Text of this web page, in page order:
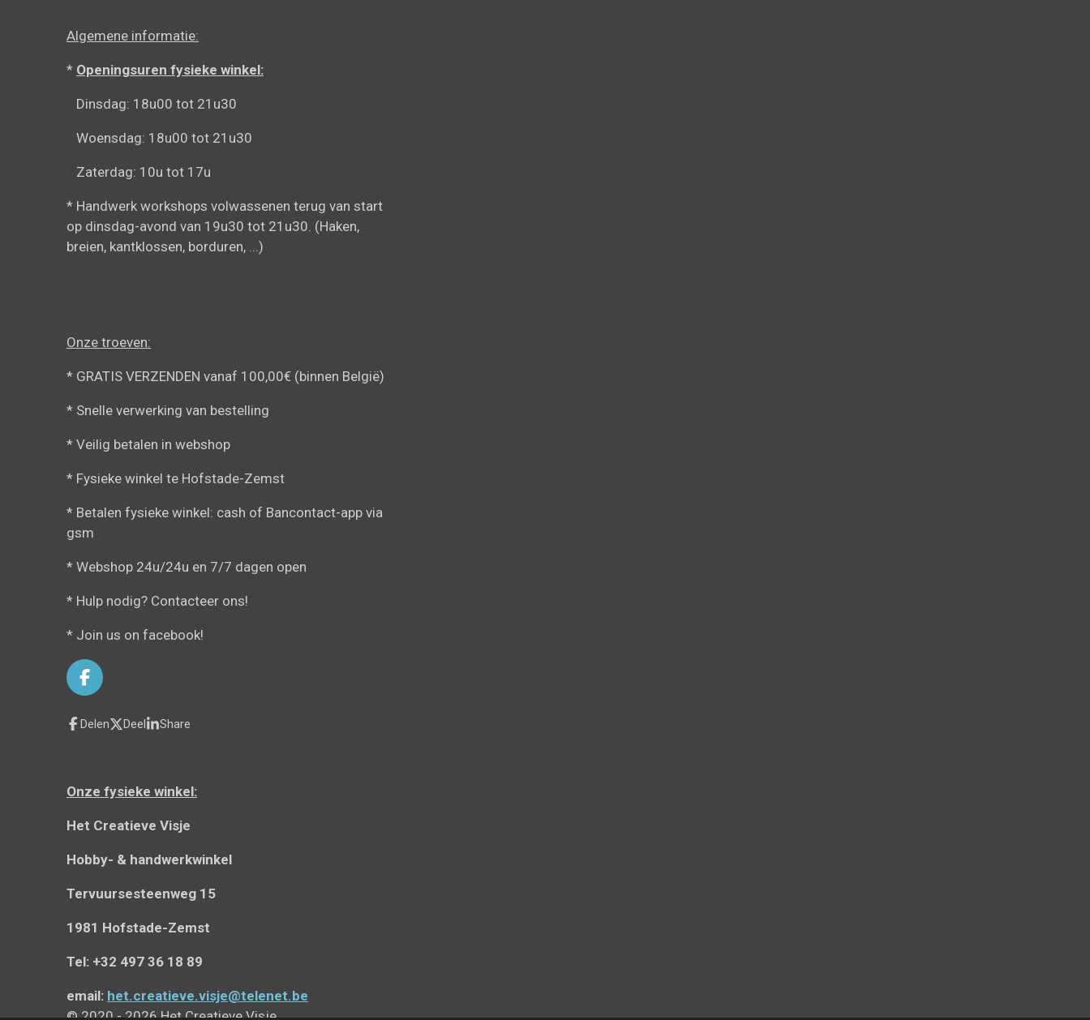
Algemene informatie:
* Openingsuren fysieke winkel:
Dinsdag: 18u00 tot 21u30
Woensdag: 18u00 tot 21u30
Zaterdag: 10u tot 17u
* Handwerk workshops volwassenen terug van start
op dinsdag-avond van 19u30 tot 21u30. (Haken,
breien, kantklossen, borduren, ...)
Onze troeven:
* GRATIS VERZENDEN vanaf 100,00€ (binnen België)
* Snelle verwerking van bestelling
* Veilig betalen in webshop
* Fysieke winkel te Hofstade-Zemst
* Betalen fysieke winkel: cash of Bancontact-app via
gsm
* Webshop 24u/24u en 7/7 dagen open
* Hulp nodig? Contacteer ons!
* Join us on facebook!
F
a
c
e
k
Delen Deel Share
Onze fysieke winkel:
Het Creatieve Visje
Hobby- & handwerkwinkel
Tervuursesteenweg 15
1981 Hofstade-Zemst
Tel: +32 497 36 18 89
email: het.creatieve.visje@telenet.be
© 2020 - 2026 Het Creatieve Visje